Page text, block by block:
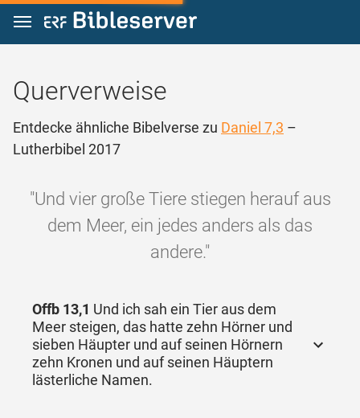
Zum Inhalt springen
Querverweise
Entdecke ähnliche Bibelverse zu Daniel 7,3 –
Lutherbibel 2017
"Und vier große Tiere stiegen herauf aus
dem Meer, ein jedes anders als das
andere."
Offb 13,1 Und ich sah ein Tier aus dem
Meer steigen, das hatte zehn Hörner und
sieben Häupter und auf seinen Hörnern
zehn Kronen und auf seinen Häuptern
lästerliche Namen.